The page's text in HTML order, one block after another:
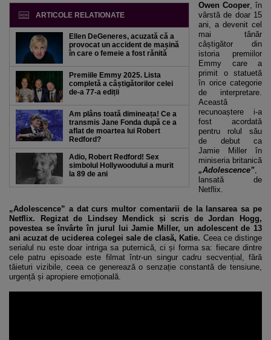
ARTICOLE RELATIONATE
Ellen DeGeneres, acuzată că a
provocat un accident de mașină
în care o femeie a fost rănită
Premiile Emmy 2025. Lista
completă a câștigătorilor celei
de-a 77-a ediții
Am plâns toată dimineața! Ce a
transmis Jane Fonda după ce a
aflat de moartea lui Robert
Redford?
Adio, Robert Redford! Sex
simbolul Hollywoodului a murit
la 89 de ani
Owen Cooper, în
vârstă de doar 15
ani, a devenit cel
mai tânăr
câștigător din
istoria premiilor
Emmy care a
primit o statuetă
în orice categorie
de interpretare.
Această
recunoaștere i-a
fost acordată
pentru rolul său
de debut ca
Jamie Miller în
miniseria britanică
„Adolescence”,
lansată de
Netflix.
„Adolescence” a dat curs multor comentarii de la lansarea sa pe
Netflix. Regizat de Lindsey Mendick și scris de Jordan Hogg,
povestea se învârte în jurul lui Jamie Miller, un adolescent de 13
ani acuzat de uciderea colegei sale de clasă, Katie. Ceea ce distinge
serialul nu este doar intriga sa puternică, ci și forma sa: fiecare dintre
cele patru episoade este filmat într-un singur cadru secvențial, fără
tăieturi vizibile, ceea ce generează o senzație constantă de tensiune,
urgență și apropiere emoțională.